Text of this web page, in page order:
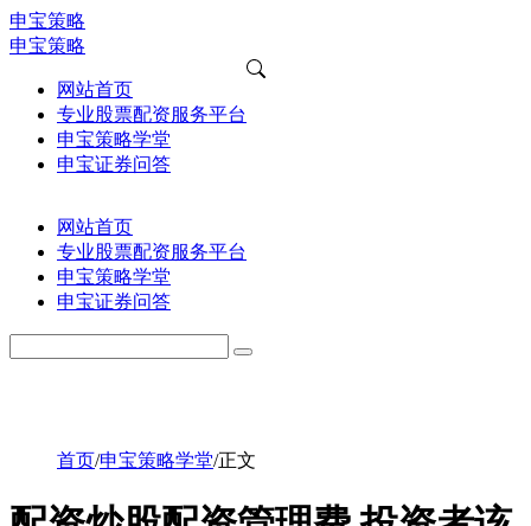
申宝策略
申宝策略
网站首页
专业股票配资服务平台
申宝策略学堂
申宝证券问答
网站首页
专业股票配资服务平台
申宝策略学堂
申宝证券问答
首页/申宝策略学堂/正文